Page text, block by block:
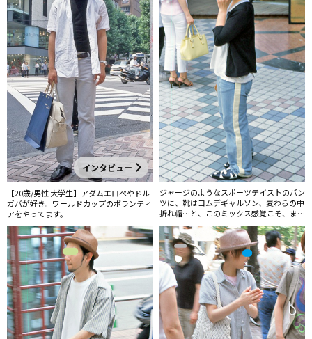
インタビュー
【20歳/男性 大学生】アダムエロペやドル
ガバが好き。ワールドカップのボランティ
アをやってます。
ジャージのようなスポーツテイストのパン
ツに、靴はコムデギャルソン、麦わらの中
折れ帽…と、このミックス感覚こそ、まさ